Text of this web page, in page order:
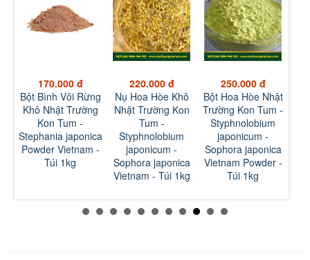
170.000 đ
Bột Bình Vôi Rừng
Khô Nhật Trường
Kon Tum -
Stephania japonica
Powder Vietnam -
Túi 1kg
220.000 đ
Nụ Hoa Hòe Khô
Nhật Trường Kon
Tum -
Styphnolobium
japonicum -
Sophora japonica
Vietnam - Túi 1kg
250.000 đ
Bột Hoa Hòe Nhật
Trường Kon Tum -
Styphnolobium
japonicum -
Sophora japonica
Vietnam Powder -
Túi 1kg